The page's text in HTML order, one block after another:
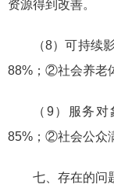
资源得到改善。
（8）可持续
88%；②社会养老
（9）服务
85%；②社会公众
七、存在的问